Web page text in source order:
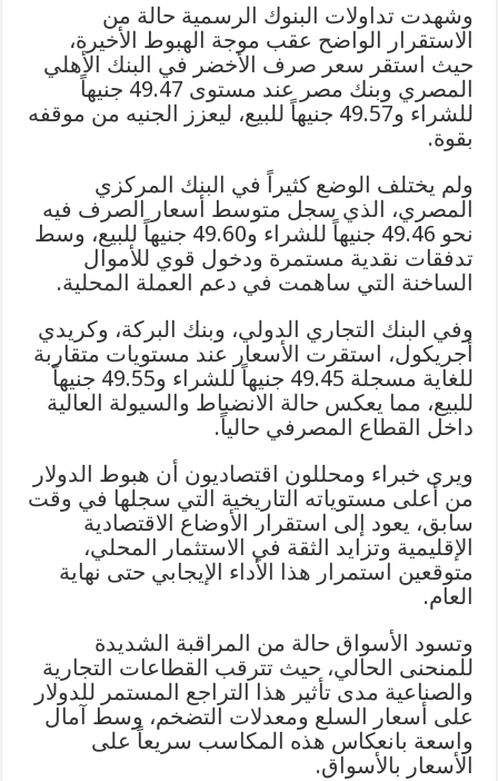
وشهدت تداولات البنوك الرسمية حالة من
الاستقرار الواضح عقب موجة الهبوط الأخيرة،
حيث استقر سعر صرف الأخضر في البنك الأهلي
المصري وبنك مصر عند مستوى 49.47 جنيهاً
للشراء و49.57 جنيهاً للبيع، ليعزز الجنيه من موقفه
بقوة.
ولم يختلف الوضع كثيراً في البنك المركزي
المصري، الذي سجل متوسط أسعار الصرف فيه
نحو 49.46 جنيهاً للشراء و49.60 جنيهاً للبيع، وسط
تدفقات نقدية مستمرة ودخول قوي للأموال
الساخنة التي ساهمت في دعم العملة المحلية.
وفي البنك التجاري الدولي، وبنك البركة، وكريدي
أجريكول، استقرت الأسعار عند مستويات متقاربة
للغاية مسجلة 49.45 جنيهاً للشراء و49.55 جنيهاً
للبيع، مما يعكس حالة الانضباط والسيولة العالية
داخل القطاع المصرفي حالياً.
ويرى خبراء ومحللون اقتصاديون أن هبوط الدولار
من أعلى مستوياته التاريخية التي سجلها في وقت
سابق، يعود إلى استقرار الأوضاع الاقتصادية
الإقليمية وتزايد الثقة في الاستثمار المحلي،
متوقعين استمرار هذا الأداء الإيجابي حتى نهاية
العام.
وتسود الأسواق حالة من المراقبة الشديدة
للمنحنى الحالي، حيث تترقب القطاعات التجارية
والصناعية مدى تأثير هذا التراجع المستمر للدولار
على أسعار السلع ومعدلات التضخم، وسط آمال
واسعة بانعكاس هذه المكاسب سريعاً على
الأسعار بالأسواق.